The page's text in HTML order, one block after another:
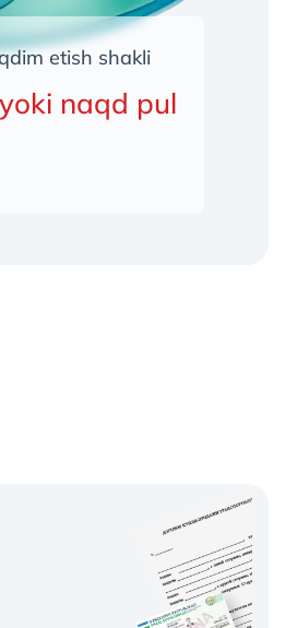
etish shakli
naqd pul